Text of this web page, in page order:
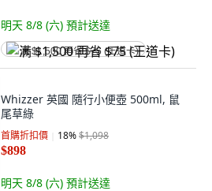
明天 8/8 (六) 預計送達
满 $1,500 再省 $75 (王道卡)
Whizzer 英國 隨行小便壺 500ml, 鼠
尾草綠
首購折扣價 18%$1,098
$898
明天 8/8 (六) 預計送達